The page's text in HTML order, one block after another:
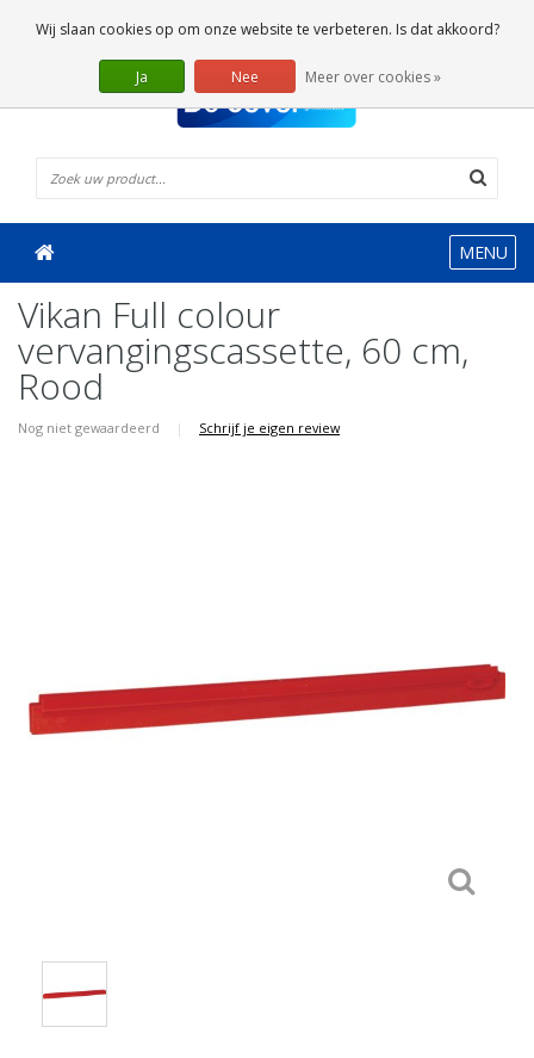
0 Artikelen
MENU
Vikan Full colour
vervangingscassette, 60 cm,
Rood
Nog niet gewaardeerd | Schrijf je eigen review
Wij slaan cookies op om onze website te verbeteren. Is dat akkoord?
Ja Nee Meer over cookies »